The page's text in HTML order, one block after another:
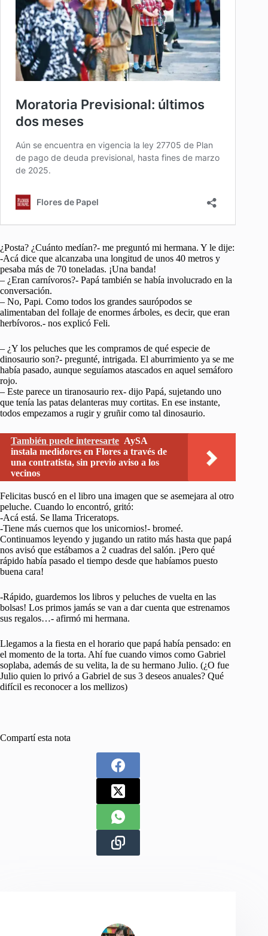
¿Posta? ¿Cuánto medían?- me preguntó mi hermana. Y le dije:
-Acá dice que alcanzaba una longitud de unos 40 metros y
pesaba más de 70 toneladas. ¡Una banda!
– ¿Eran carnívoros?- Papá también se había involucrado en la
conversación.
– No, Papi. Como todos los grandes saurópodos se
alimentaban del follaje de enormes árboles, es decir, que eran
herbívoros.- nos explicó Feli.
– ¿Y los peluches que les compramos de qué especie de
dinosaurio son?- pregunté, intrigada. El aburrimiento ya se me
había pasado, aunque seguíamos atascados en aquel semáforo
rojo.
– Este parece un tiranosaurio rex- dijo Papá, sujetando uno
que tenía las patas delanteras muy cortitas. En ese instante,
todos empezamos a rugir y gruñir como tal dinosaurio.
También puede interesarte AySA
instala medidores en Flores a través de
una contratista, sin previo aviso a los
vecinos
Felicitas buscó en el libro una imagen que se asemejara al otro
peluche. Cuando lo encontró, gritó:
-Acá está. Se llama Triceratops.
-Tiene más cuernos que los unicornios!- bromeé.
Continuamos leyendo y jugando un ratito más hasta que papá
nos avisó que estábamos a 2 cuadras del salón. ¡Pero qué
rápido había pasado el tiempo desde que habíamos puesto
buena cara!
-Rápido, guardemos los libros y peluches de vuelta en las
bolsas! Los primos jamás se van a dar cuenta que estrenamos
sus regalos…- afirmó mi hermana.
Llegamos a la fiesta en el horario que papá había pensado: en
el momento de la torta. Ahí fue cuando vimos como Gabriel
soplaba, además de su velita, la de su hermano Julio. (¿O fue
Julio quien lo privó a Gabriel de sus 3 deseos anuales? Qué
difícil es reconocer a los mellizos)
Compartí esta nota